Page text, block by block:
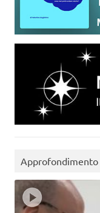
Approfondimento